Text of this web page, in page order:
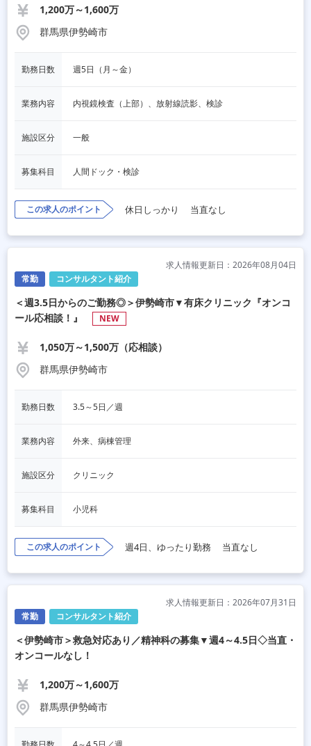
1,200万～1,600万
群馬県伊勢崎市
勤務日数 週5日（月～金）
業務内容 内視鏡検査（上部）、放射線読影、検診
施設区分 一般
募集科目 人間ドック・検診
この求人のポイント 休日しっかり 当直なし
常勤 コンサルタント紹介
求人情報更新日：2026年08月04日
＜週3.5日からのご勤務◎＞伊勢崎市▼有床クリニック『オンコ
ール応相談！』
NEW
1,050万～1,500万（応相談）
群馬県伊勢崎市
勤務日数 3.5～5日／週
業務内容 外来、病棟管理
施設区分 クリニック
募集科目 小児科
この求人のポイント 週4日、ゆったり勤務 当直なし
常勤 コンサルタント紹介
求人情報更新日：2026年07月31日
＜伊勢崎市＞救急対応あり／精神科の募集▼週4～4.5日◇当直・
オンコールなし！
1,200万～1,600万
群馬県伊勢崎市